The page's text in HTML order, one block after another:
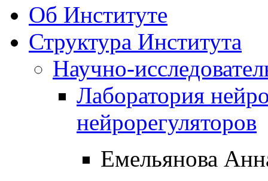
Об Институте
Структура Института
Научно-
Лаборатория
нейрорегуляторов
Емельянова